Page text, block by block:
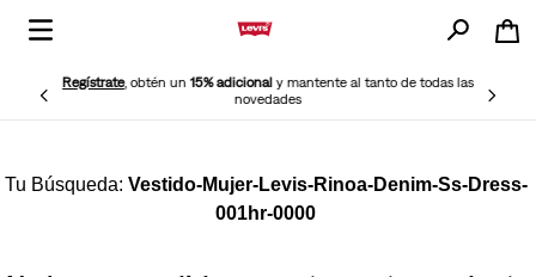
Regístrate, obtén un15% adicionaly mantente al tanto de todas las
novedades
Vestido-Mujer-Levis-Rinoa-Denim-Ss-Dress-
001hr-0000